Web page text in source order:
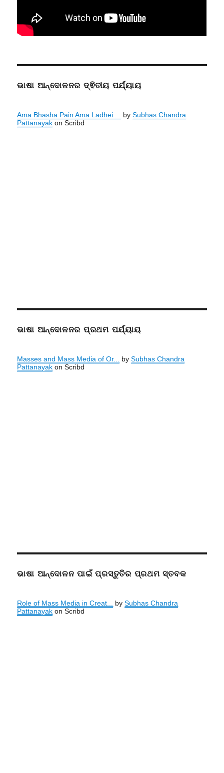
ଭାଷା ଆନ୍ଦୋଳନର ଦ୍ଵିତୀୟ ପର୍ଯ୍ୟାୟ
Ama Bhasha Pain Ama Ladhei ... bySubhas Chandra
Pattanayak on Scribd
ଭାଷା ଆନ୍ଦୋଳନର ପ୍ରଥମ ପର୍ଯ୍ୟାୟ
Masses and Mass Media of Or... bySubhas Chandra
Pattanayak on Scribd
ଭାଷା ଆନ୍ଦୋଳନ ପାଇଁ ପ୍ରସ୍ତୁତିର ପ୍ରଥମ ସ୍ତବକ
Role of Mass Media in Creat... bySubhas Chandra
Pattanayak on Scribd